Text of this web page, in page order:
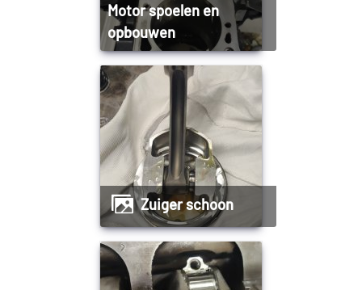
Motor spoelen en
opbouwen
Zuiger schoon